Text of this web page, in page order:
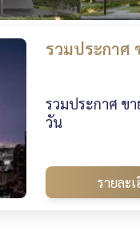
รวมประกาศ
รวมประกาศ ข
วัน
รายละ